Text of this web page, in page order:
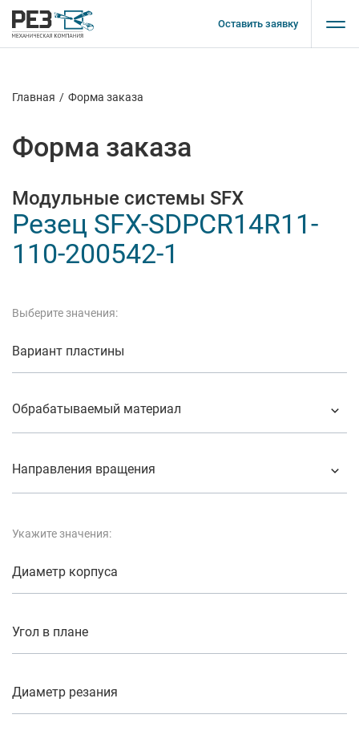
Оставить заявку
Главная / Форма заказа
Форма заказа
Модульные системы SFX
Резец SFX-SDPCR14R11-
110-200542-1
Выберите значения:
Вариант пластины
Обрабатываемый материал
Направления вращения
Укажите значения:
Диаметр корпуса
Угол в плане
Диаметр резания